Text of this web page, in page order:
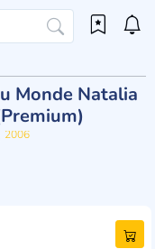
Monde Natalia
2006